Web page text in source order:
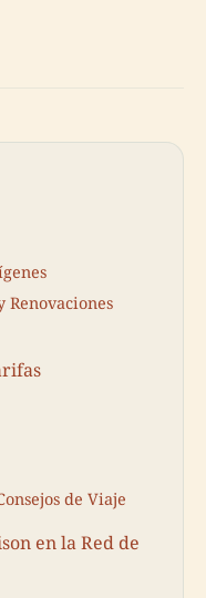
de Viaje
en la Red de